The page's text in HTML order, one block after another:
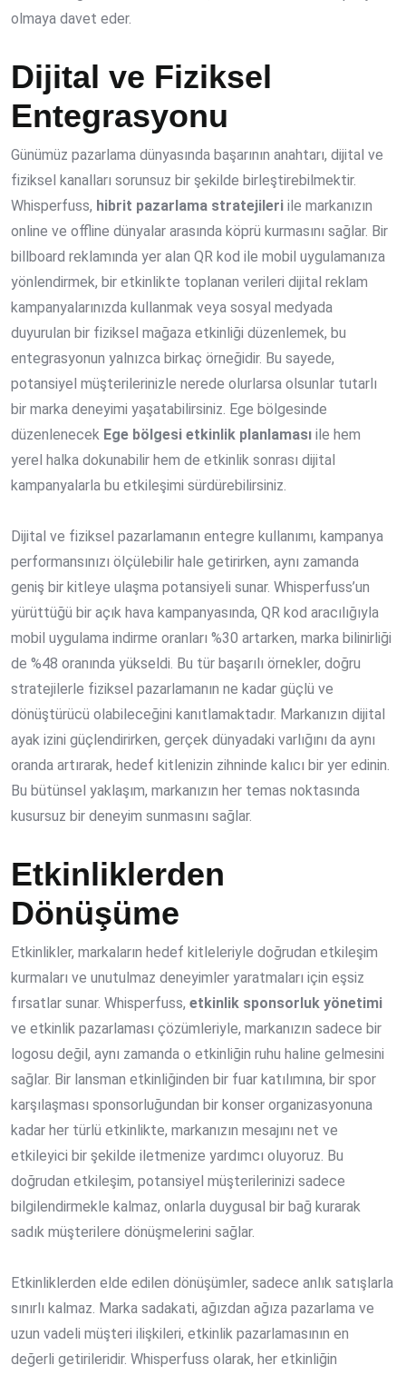
olmaya davet eder.
Dijital ve Fiziksel
Entegrasyonu
Günümüz pazarlama dünyasında başarının anahtarı, dijital ve
fiziksel kanalları sorunsuz bir şekilde birleştirebilmektir.
Whisperfuss, hibrit pazarlama stratejileri ile markanızın
online ve offline dünyalar arasında köprü kurmasını sağlar. Bir
billboard reklamında yer alan QR kod ile mobil uygulamanıza
yönlendirmek, bir etkinlikte toplanan verileri dijital reklam
kampanyalarınızda kullanmak veya sosyal medyada
duyurulan bir fiziksel mağaza etkinliği düzenlemek, bu
entegrasyonun yalnızca birkaç örneğidir. Bu sayede,
potansiyel müşterilerinizle nerede olurlarsa olsunlar tutarlı
bir marka deneyimi yaşatabilirsiniz. Ege bölgesinde
düzenlenecek Ege bölgesi etkinlik planlaması ile hem
yerel halka dokunabilir hem de etkinlik sonrası dijital
kampanyalarla bu etkileşimi sürdürebilirsiniz.
Dijital ve fiziksel pazarlamanın entegre kullanımı, kampanya
performansınızı ölçülebilir hale getirirken, aynı zamanda
geniş bir kitleye ulaşma potansiyeli sunar. Whisperfuss’un
yürüttüğü bir açık hava kampanyasında, QR kod aracılığıyla
mobil uygulama indirme oranları %30 artarken, marka bilinirliği
de %48 oranında yükseldi. Bu tür başarılı örnekler, doğru
stratejilerle fiziksel pazarlamanın ne kadar güçlü ve
dönüştürücü olabileceğini kanıtlamaktadır. Markanızın dijital
ayak izini güçlendirirken, gerçek dünyadaki varlığını da aynı
oranda artırarak, hedef kitlenizin zihninde kalıcı bir yer edinin.
Bu bütünsel yaklaşım, markanızın her temas noktasında
kusursuz bir deneyim sunmasını sağlar.
Etkinliklerden
Dönüşüme
Etkinlikler, markaların hedef kitleleriyle doğrudan etkileşim
kurmaları ve unutulmaz deneyimler yaratmaları için eşsiz
fırsatlar sunar. Whisperfuss, etkinlik sponsorluk yönetimi
ve etkinlik pazarlaması çözümleriyle, markanızın sadece bir
logosu değil, aynı zamanda o etkinliğin ruhu haline gelmesini
sağlar. Bir lansman etkinliğinden bir fuar katılımına, bir spor
karşılaşması sponsorluğundan bir konser organizasyonuna
kadar her türlü etkinlikte, markanızın mesajını net ve
etkileyici bir şekilde iletmenize yardımcı oluyoruz. Bu
doğrudan etkileşim, potansiyel müşterilerinizi sadece
bilgilendirmekle kalmaz, onlarla duygusal bir bağ kurarak
sadık müşterilere dönüşmelerini sağlar.
Etkinliklerden elde edilen dönüşümler, sadece anlık satışlarla
sınırlı kalmaz. Marka sadakati, ağızdan ağıza pazarlama ve
uzun vadeli müşteri ilişkileri, etkinlik pazarlamasının en
değerli getirileridir. Whisperfuss olarak, her etkinliğin